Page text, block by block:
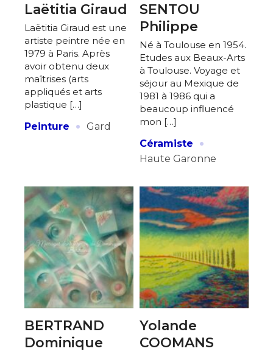
Laëtitia Giraud
Laëtitia Giraud est une
artiste peintre née en
1979 à Paris. Après
avoir obtenu deux
maîtrises (arts
appliqués et arts
plastique […]
Peinture
· Gard
SENTOU
Philippe
Né à Toulouse en 1954.
Etudes aux Beaux-Arts
à Toulouse. Voyage et
séjour au Mexique de
1981 à 1986 qui a
beaucoup influencé
mon […]
Céramiste
·
Haute Garonne
BERTRAND
Dominique
Yolande
COOMANS